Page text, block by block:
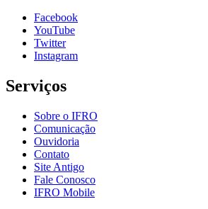
Facebook
YouTube
Twitter
Instagram
Serviços
Sobre o IFRO
Comunicação
Ouvidoria
Contato
Site Antigo
Fale Conosco
IFRO Mobile